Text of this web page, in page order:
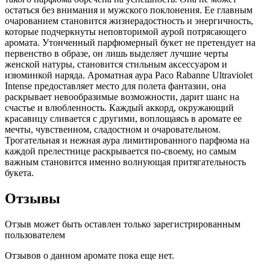
остаться без внимания и мужского поклонения. Ее главным
очарованием становится жизнерадостность и энергичность,
которые подчеркнуты неповторимой аурой потрясающего
аромата. Утонченный парфюмерный букет не претендует на
первенство в образе, он лишь выделяет лучшие черты
женской натуры, становится стильным аксессуаром и
изюминкой наряда. Ароматная аура Paco Rabanne Ultraviolet
Intense предоставляет место для полета фантазии, она
раскрывает невообразимые возможности, дарит шанс на
счастье и влюбленность. Каждый аккорд, окружающий
красавицу сливается с другими, воплощаясь в аромате ее
мечты, чувственном, сладостном и очаровательном.
Трогательная и нежная аура лимитированного парфюма на
каждой прелестнице раскрывается по-своему, но самым
важным становится именно волнующая притягательность
букета.
Отзывы
Отзыв может быть оставлен только зарегистрированным
пользователем
Отзывов о данном аромате пока еще нет.